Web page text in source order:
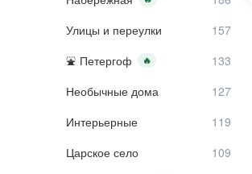
Улицы и переулки
Петергоф
🔥
Необычные дома
Интерьерные
Царское село